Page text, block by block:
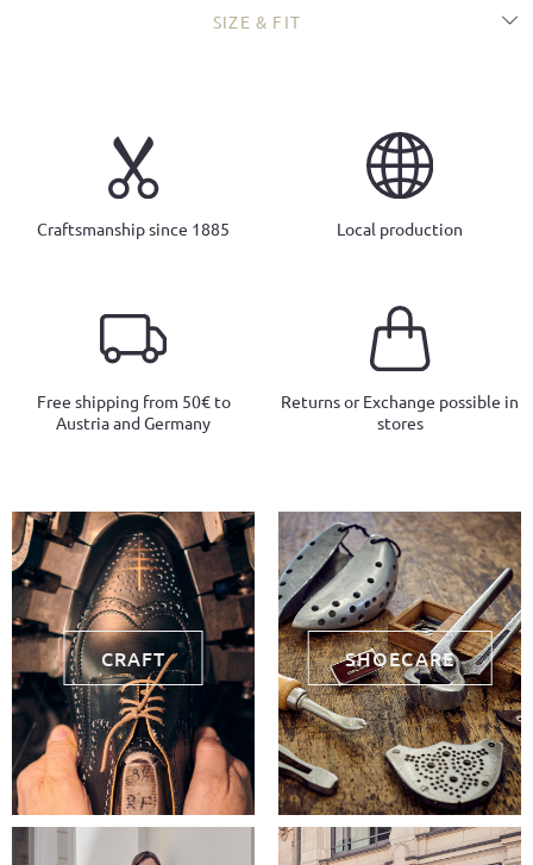
SIZE & FIT
Craftsmanship since 1885 Local production
Free shipping from 50€ to
Austria and Germany
Returns or Exchange possible in
stores
CRAFT SHOECARE